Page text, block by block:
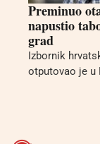
Preminuo
napustio
grad
Izbornik
otputovao je u